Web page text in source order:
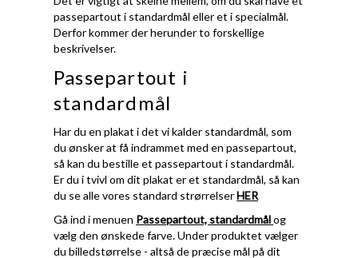
passepartout i standardmål eller et i specialmål.
Derfor kommer der herunder to forskellige
beskrivelser.
Passepartout i
standardmål
Har du en plakat i det vi kalder standardmål, som
du ønsker at få indrammet med en passepartout,
så kan du bestille et passepartout i standardmål.
Er du i tvivl om dit plakat er et standardmål, så kan
du se alle vores standard strørrelserHER
Gå ind i menuen Passepartout, standardmålog
vælg den ønskede farve. Under produktet vælger
du billedstørrelse - altså de præcise mål på dit